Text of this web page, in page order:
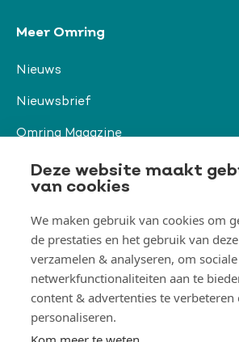
Deze website maakt
van cookies
We maken gebruik van cookies om
de prestaties en het gebruik van
verzamelen & analyseren, om sociale
netwerkfunctionaliteiten aan te
content & advertenties te verbeteren
personaliseren.
Meer Omring
Nieuws
Nieuwsbrief
Omring Magazine
Verwijzers
Organisatie & beleid